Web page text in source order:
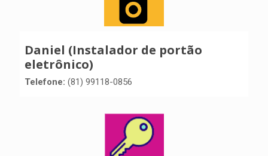
Daniel (Instalador de portão
eletrônico)
Telefone: (81) 99118-0856